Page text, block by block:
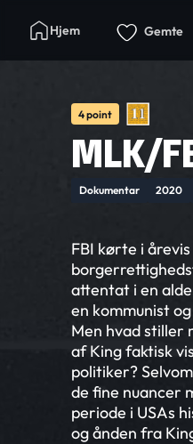
Hjem Gemte
4 point
MLK/
Dokumentar 2020
FBI kørte i
attentat i en
en kommunist
Men hvad stiller
af King faktisk
politiker?
de fine nuancer
periode i USAs
og ånden fra